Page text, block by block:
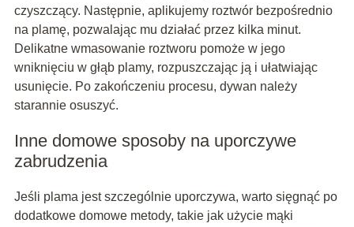
czyszczący. Następnie, aplikujemy roztwór bezpośrednio
na plamę, pozwalając mu działać przez kilka minut.
Delikatne wmasowanie roztworu pomoże w jego
wniknięciu w głąb plamy, rozpuszczając ją i ułatwiając
usunięcie. Po zakończeniu procesu, dywan należy
starannie osuszyć.
Inne domowe sposoby na uporczywe
zabrudzenia
Jeśli plama jest szczególnie uporczywa, warto sięgnąć po
dodatkowe domowe metody, takie jak użycie mąki